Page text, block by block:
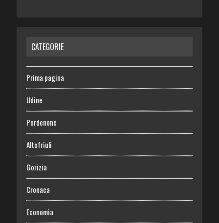
CATEGORIE
Prima pagina
Udine
Pordenone
Altofriuli
Gorizia
Cronaca
Economia